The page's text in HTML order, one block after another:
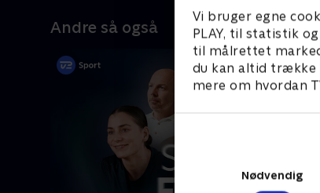
Vi bruger egne
PLAY, til statistik
til målrettet
du kan altid trække
mere om hvordan
Nødvendig
Andre så også